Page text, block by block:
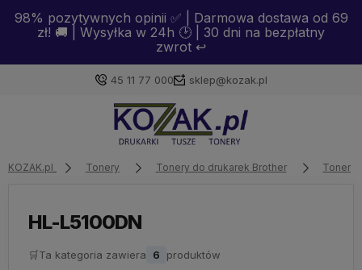
98% pozytywnych opinii ✅ | Darmowa dostawa od 69
zł! 🚚 | Wysyłka w 24h 🕑 | 30 dni na bezpłatny
zwrot ↩️
45 11 77 000 sklep@kozak.pl
Zaloguj się
Załóż konto
KOZAK.pl Tonery Tonery do drukarek Brother Tonery
HL-L5100DN
🛒Ta kategoria zawiera 6 produktów